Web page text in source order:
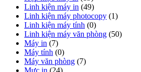
Linh kiện máy in (49)
Linh kiện máy photocopy (1)
Linh kiện máy tính (0)
Linh kiện máy văn phòng (50)
Máy in (7)
Máy tính (0)
Máy văn phòng (7)
Mực in (24)